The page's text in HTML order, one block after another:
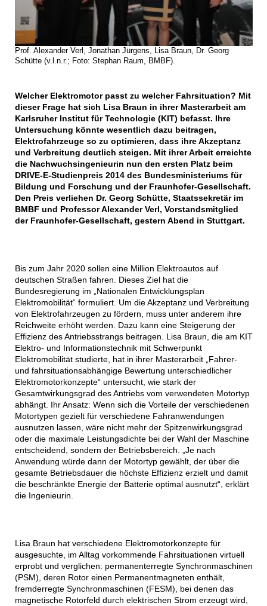
Prof. Alexander Verl, Jonathan Jürgens, Lisa Braun, Dr. Georg
Schütte (v.l.n.r.; Foto: Stephan Raum, BMBF).
Welcher Elektromotor passt zu welcher Fahrsituation? Mit
dieser Frage hat sich Lisa Braun in ihrer Masterarbeit am
Karlsruher Institut für Technologie (KIT) befasst. Ihre
Untersuchung könnte wesentlich dazu beitragen,
Elektrofahrzeuge so zu optimieren, dass ihre Akzeptanz
und Verbreitung deutlich steigen. Mit ihrer Arbeit erreichte
die Nachwuchsingenieurin nun den ersten Platz beim
DRIVE-E-Studienpreis 2014 des Bundesministeriums für
Bildung und Forschung und der Fraunhofer-Gesellschaft.
Den Preis verliehen Dr. Georg Schütte, Staatssekretär im
BMBF und Professor Alexander Verl, Vorstandsmitglied
der Fraunhofer-Gesellschaft, gestern Abend in Stuttgart.
Bis zum Jahr 2020 sollen eine Million Elektroautos auf
deutschen Straßen fahren. Dieses Ziel hat die
Bundesregierung im „Nationalen Entwicklungsplan
Elektromobilität“ formuliert. Um die Akzeptanz und Verbreitung
von Elektrofahrzeugen zu fördern, muss unter anderem ihre
Reichweite erhöht werden. Dazu kann eine Steigerung der
Effizienz des Antriebsstrangs beitragen. Lisa Braun, die am KIT
Elektro- und Informationstechnik mit Schwerpunkt
Elektromobilität studierte, hat in ihrer Masterarbeit „Fahrer-
und fahrsituationsabhängige Bewertung unterschiedlicher
Elektromotorkonzepte“ untersucht, wie stark der
Gesamtwirkungsgrad des Antriebs vom verwendeten Motortyp
abhängt. Ihr Ansatz: Wenn sich die Vorteile der verschiedenen
Motortypen gezielt für verschiedene Fahranwendungen
ausnutzen lassen, wäre nicht mehr der Spitzenwirkungsgrad
oder die maximale Leistungsdichte bei der Wahl der Maschine
entscheidend, sondern der Betriebsbereich. „Je nach
Anwendung würde dann der Motortyp gewählt, der über die
gesamte Betriebsdauer die höchste Effizienz erzielt und damit
die beschränkte Energie der Batterie optimal ausnutzt“, erklärt
die Ingenieurin.
Lisa Braun hat verschiedene Elektromotorkonzepte für
ausgesuchte, im Alltag vorkommende Fahrsituationen virtuell
erprobt und verglichen: permanenterregte Synchronmaschinen
(PSM), deren Rotor einen Permanentmagneten enthält,
fremderregte Synchronmaschinen (FESM), bei denen das
magnetische Rotorfeld durch elektrischen Strom erzeugt wird,